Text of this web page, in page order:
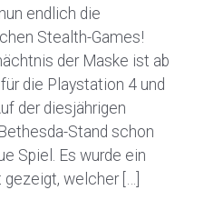
endlich die
Stealth-Games!
der Maske ist ab
die Playstation 4 und
der diesjährigen
Stand schon
Spiel. Es wurde ein
welcher […]